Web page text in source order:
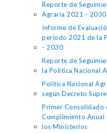
Reporte de
Agraria 2021 -
Informe de
período 2021 de la
- 2030
Reporte de
la Política Nacional
Política Nacional
según Decreto
Primer Consolidado
Cumplimiento Anual
los Ministerios